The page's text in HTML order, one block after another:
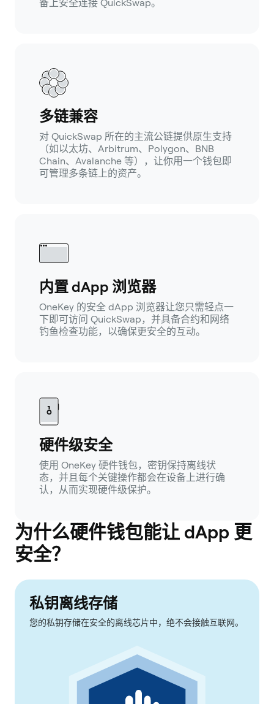
备上安全连接 QuickSwap。
多链兼容
对 QuickSwap 所在的主流公链提供原生支持
（如以太坊、Arbitrum、Polygon、BNB
Chain、Avalanche 等），让你用一个钱包即
可管理多条链上的资产。
内置 dApp 浏览器
OneKey 的安全 dApp 浏览器让您只需轻点一
下即可访问 QuickSwap，并具备合约和网络
钓鱼检查功能，以确保更安全的互动。
硬件级安全
使用 OneKey 硬件钱包，密钥保持离线状
态，并且每个关键操作都会在设备上进行确
认，从而实现硬件级保护。
为什么硬件钱包能让 dApp 更
安全？
私钥离线存储
您的私钥存储在安全的离线芯片中，绝不会接触互联网。